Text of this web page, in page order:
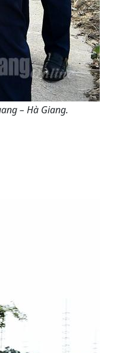
– Hà Giang.